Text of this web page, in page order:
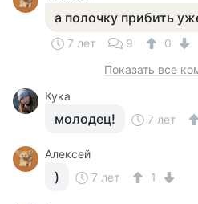
а полочку прибить
7 лет 9
0
Показать все
Кука
молодец! 7 лет
Алексей
) 7 лет 1